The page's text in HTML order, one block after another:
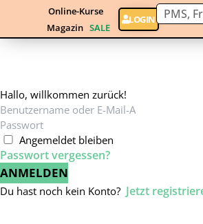
Online-Kurse
Magazin SALE
LOGIN
Hallo, willkommen zurück!
Angemeldet bleiben
Passwort vergessen?
ANMELDEN
Du hast noch kein Konto? Jetzt